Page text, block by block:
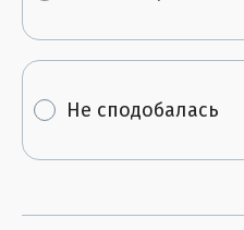
Не сподобалась